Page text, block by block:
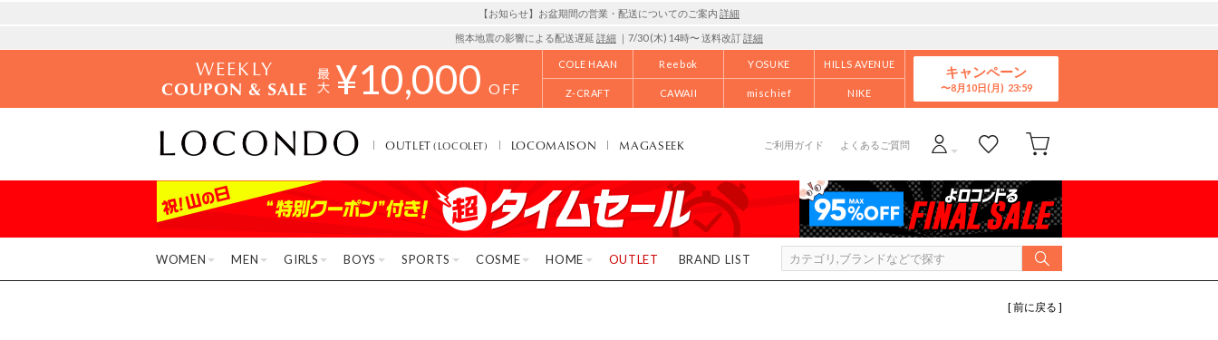
【お知らせ】お盆期間の営業・配送についてのご案内 詳細
熊本地震の影響による配送遅延 詳細 ｜7/30 (木) 14時〜 送料改訂詳細
WEEKLY
COUPON & SALE ¥10,000 OFF
COLE HAAN Reebok YOSUKE HILLS AVENUE
Z-CRAFT CAWAII mischief NIKE
キャンペーン
8月10日(月)
OUTLET(LOCOLET) LOCOMAISON MAGASEEK ご利用ガイド よくあるご質問
WOMEN MEN GIRLS BOYS SPORTS COSME HOME OUTLET BRAND LIST
[ 前に戻る ]